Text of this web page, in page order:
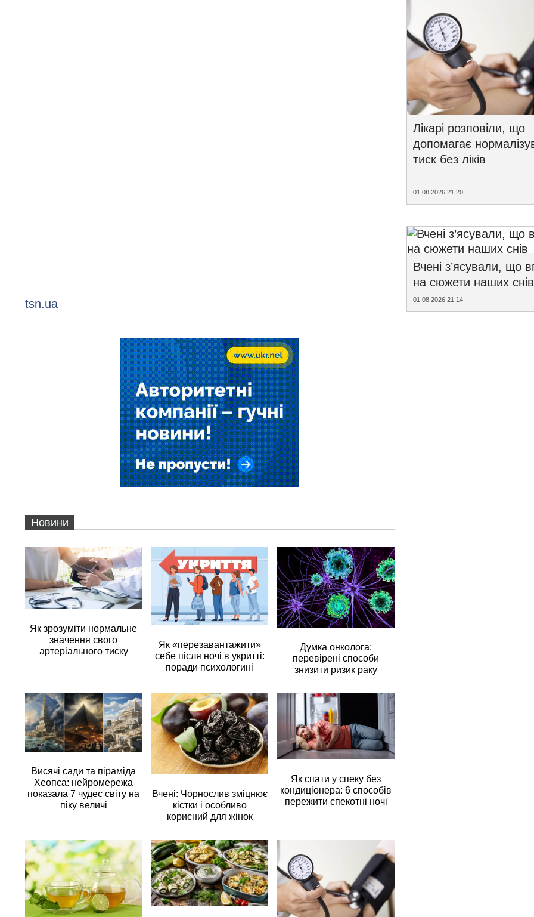
tsn.ua
Новини
Як зрозуміти нормальне
значення свого
артеріального тиску
Як «перезавантажити»
себе після ночі в укритті:
поради психологині
Думка онколога:
перевірені способи
знизити ризик раку
Висячі сади та піраміда
Хеопса: нейромережа
показала 7 чудес світу на
піку величі
Вчені: Чорнослив зміцнює
кістки і особливо
корисний для жінок
Як спати у спеку без
кондиціонера: 6 способів
пережити спекотні ночі
Лікарі розповіли, що
допомагає
тиск без ліків
01.08.2026 21:20
Вчені з’ясували, що
на сюжети наших снів
01.08.2026 21:14